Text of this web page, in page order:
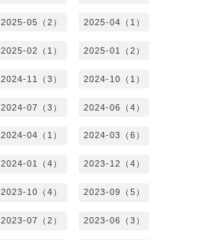
2025-05（2） 2025-04（1）
2025-02（1） 2025-01（2）
2024-11（3） 2024-10（1）
2024-07（3） 2024-06（4）
2024-04（1） 2024-03（6）
2024-01（4） 2023-12（4）
2023-10（4） 2023-09（5）
2023-07（2） 2023-06（3）